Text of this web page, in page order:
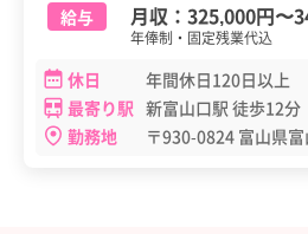
給与 月収： 325,000円〜
年俸制・固定残業代込
休日
年間休日120日以上
最寄り駅 新富山口駅 徒歩12分
勤務地
〒930-0824 富山県